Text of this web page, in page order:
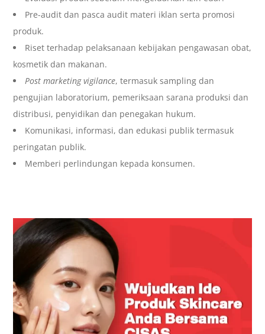
Pre-audit dan pasca audit materi iklan serta promosi
produk.
Riset terhadap pelaksanaan kebijakan pengawasan obat,
kosmetik dan makanan.
Post marketing vigilance, termasuk sampling dan
pengujian laboratorium, pemeriksaan sarana produksi dan
distribusi, penyidikan dan penegakan hukum.
Komunikasi, informasi, dan edukasi publik termasuk
peringatan publik.
Memberi perlindungan kepada konsumen.